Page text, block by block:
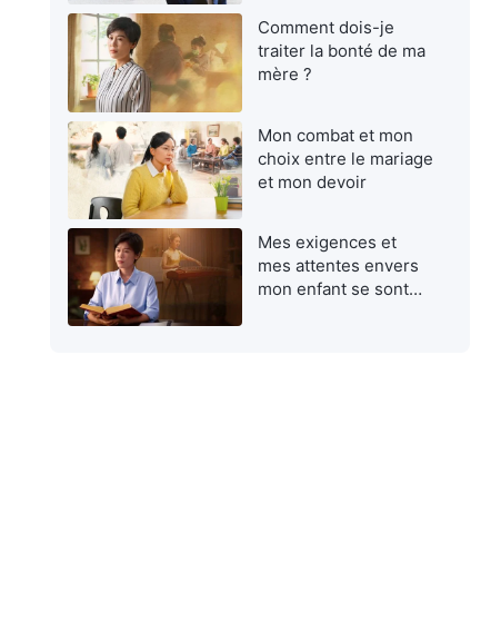
Comment dois-je
traiter la bonté de ma
mère ?
Mon combat et mon
choix entre le mariage
et mon devoir
Mes exigences et
mes attentes envers
mon enfant se sont